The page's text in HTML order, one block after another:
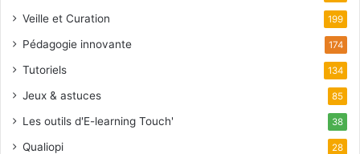
Veille et Curation 199
Pédagogie innovante 174
Tutoriels 134
Jeux & astuces 85
Les outils d'E-learning Touch' 38
Qualiopi 28